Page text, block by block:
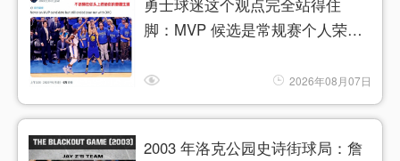
勇士球迷这个观点完全站得住
脚：MVP 候选是常规赛个人荣
2026年08月07日
2003 年洛克公园史诗街球局：詹